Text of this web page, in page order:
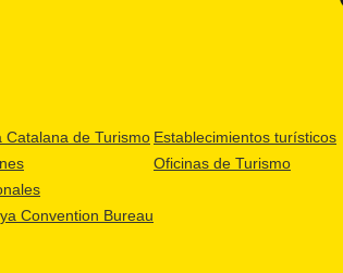
Catalana de Turismo
Convention Bureau
Establecimientos turísticos
Oficinas de Turismo